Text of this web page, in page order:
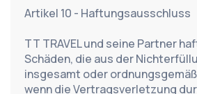
Artikel 10 - Haftungsausschluss
TT TRAVEL und seine Partner
Schäden, die aus der
insgesamt oder
wenn die Vertragsverletzung